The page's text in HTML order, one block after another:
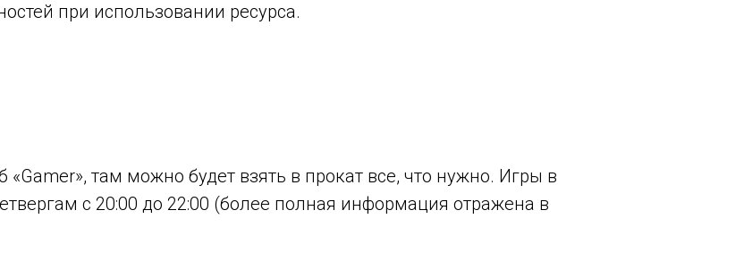
при использовании ресурса.
там можно будет взять в прокат все, что нужно. Игры в
с 20:00 до 22:00 (более полная информация отражена в